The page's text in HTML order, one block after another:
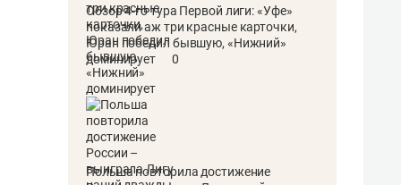
Обзор 4-го тура Первой лиги: «Уфе»
показали аж три красные карточки,
Юран победил бывшую, «Нижний»
доминирует
0
Польша повторила достижение